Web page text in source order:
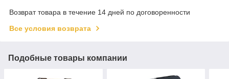
Возврат товара в течение 14 дней по договоренности
Все условия возврата
Подобные товары компании